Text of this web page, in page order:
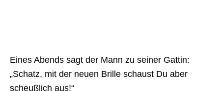
Eines Abends sagt der Mann zu seiner Gattin:
„Schatz, mit der neuen Brille schaust Du aber
scheußlich aus!“